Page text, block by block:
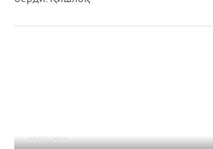
21 ОКТ 2022